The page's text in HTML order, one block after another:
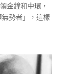
金鐘和中環，
勢者」，這樣